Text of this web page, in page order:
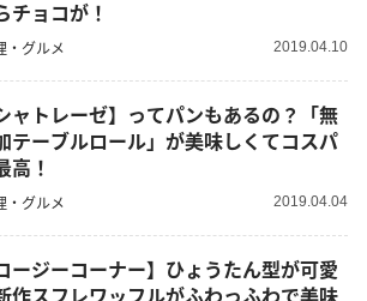
チョコが！
・グルメ 2019.04.10
ャトレーゼ】ってパンもあるの？「無
テーブルロール」が美味しくてコスパ
高！
・グルメ 2019.04.04
ージーコーナー】ひょうたん型が可愛